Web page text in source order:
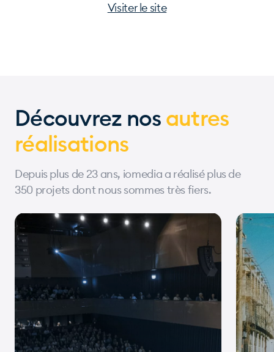
Visiter le site
Découvrez nosautres
réalisations
Depuis plus de 23 ans, iomedia a réalisé plus de
350 projets dont nous sommes très fiers.